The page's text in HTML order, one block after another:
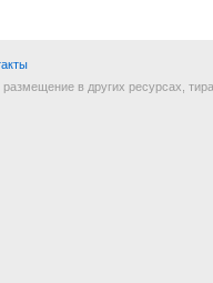
размещение в других ресурсах,